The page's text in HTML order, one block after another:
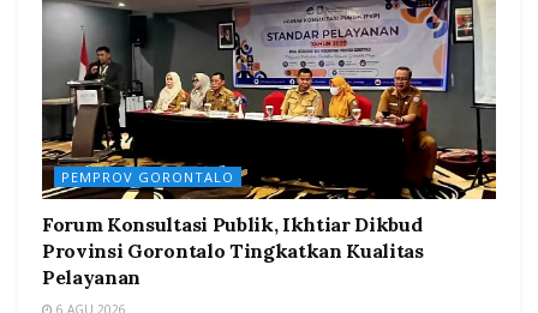
PEMPROV GORONTALO
Forum Konsultasi Publik, Ikhtiar Dikbud
Provinsi Gorontalo Tingkatkan Kualitas
Pelayanan
6 AGU 2026